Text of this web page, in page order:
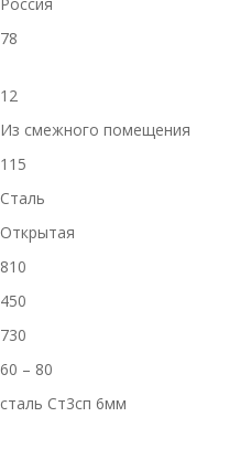
78
12
Из смежного помещения
115
Сталь
Открытая
810
450
730
60 – 80
сталь Ст3сп 6мм